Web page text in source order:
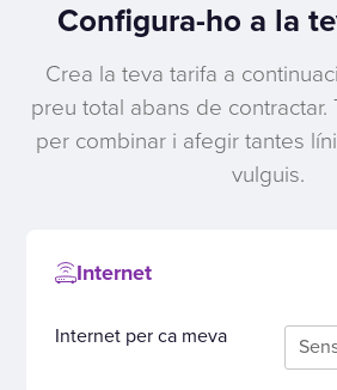
Configura-ho a la
Crea la teva tarifa a
preu total abans de contractar.
per combinar i afegir tantes
vulguis.
Internet
Internet per ca meva